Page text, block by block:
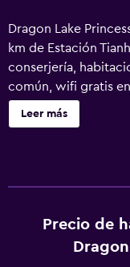
Dragon Lake
km de Estación
conserjería,
común, wifi gratis
alojamiento ofrece
comercial TeeMall.
bienestar del propio
del alojamiento, y
Leer más
Precio de